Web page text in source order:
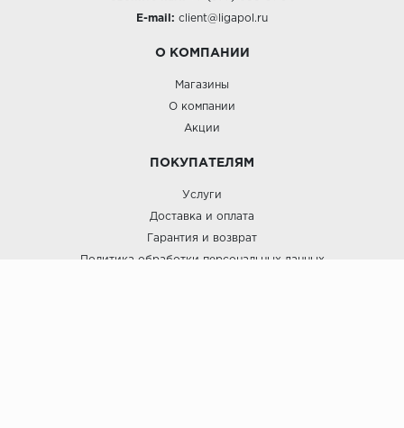
E-mail: client@ligapol.ru
О КОМПАНИИ
Магазины
О компании
Акции
ПОКУПАТЕЛЯМ
Услуги
Доставка и оплата
Гарантия и возврат
Политика обработки персональных данных